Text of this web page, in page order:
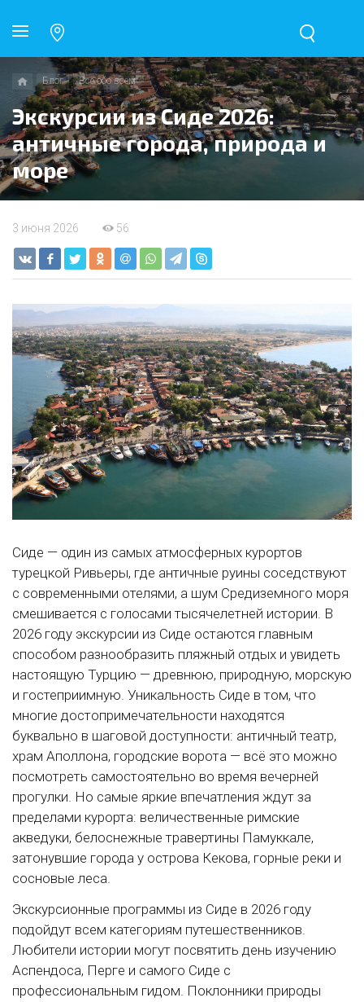
Блог Всё обо всём
Экскурсии из Сиде 2026:
античные города, природа и
море
3 июня 2026 56
Сиде — один из самых атмосферных курортов
турецкой Ривьеры, где античные руины соседствуют
с современными отелями, а шум Средиземного моря
смешивается с голосами тысячелетней истории. В
2026 году экскурсии из Сиде остаются главным
способом разнообразить пляжный отдых и увидеть
настоящую Турцию — древнюю, природную, морскую
и гостеприимную. Уникальность Сиде в том, что
многие достопримечательности находятся
буквально в шаговой доступности: античный театр,
храм Аполлона, городские ворота — всё это можно
посмотреть самостоятельно во время вечерней
прогулки. Но самые яркие впечатления ждут за
пределами курорта: величественные римские
акведуки, белоснежные травертины Памуккале,
затонувшие города у острова Кекова, горные реки и
сосновые леса.
Экскурсионные программы из Сиде в 2026 году
подойдут всем категориям путешественников.
Любители истории могут посвятить день изучению
Аспендоса, Перге и самого Сиде с
профессиональным гидом. Поклонники природы